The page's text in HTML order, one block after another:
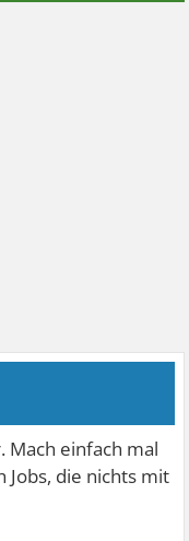
einfach mal
Jobs, die nichts mit